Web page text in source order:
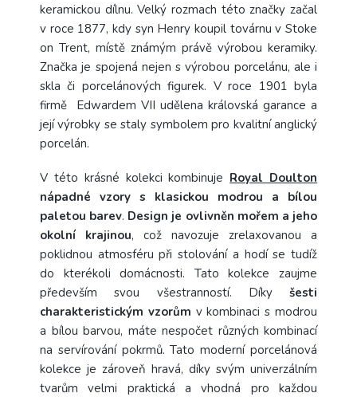
keramickou dílnu. Velký rozmach této značky začal
v roce 1877, kdy syn Henry koupil továrnu v Stoke
on Trent, místě známým právě výrobou keramiky.
Značka je spojená nejen s výrobou porcelánu, ale i
skla či porcelánových figurek. V roce 1901 byla
firmě Edwardem VII udělena královská garance a
její výrobky se staly symbolem pro kvalitní anglický
porcelán.
V této krásné kolekci kombinuje Royal Doulton
nápadné vzory s klasickou modrou a bílou
paletou barev. Design je ovlivněn mořem a jeho
okolní krajinou, což navozuje zrelaxovanou a
poklidnou atmosféru při stolování a hodí se tudíž
do kterékoli domácnosti. Tato kolekce zaujme
především svou všestranností. Díky šesti
charakteristickým vzorům v kombinaci s modrou
a bílou barvou, máte nespočet různých kombinací
na servírování pokrmů. Tato moderní porcelánová
kolekce je zároveň hravá, díky svým univerzálním
tvarům velmi praktická a vhodná pro každou